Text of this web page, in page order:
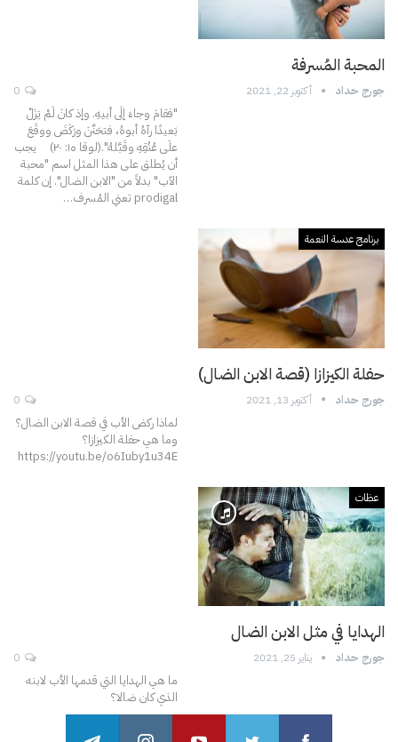
المحبة المُسرفة
جورج حداد أكتوبر 22, 2021
"فقامَ وجاءَ إلَى أبيهِ. وإذ كانَ لَمْ يَزَلْ
بَعيدًا رآهُ أبوهُ، فتحَنَّنَ ورَكَضَ ووقَعَ
علَى عُنُقِهِ وقَبَّلهُ".(لوقا ە١: ۲٠)
يجب
أن يُطلق على هذا المثل اسم "محبة
الآب" بدلاً من "الابن الضال". إن كلمة
prodigal تعني المُسرف
…
برنامج عدسة النعمة
حفلة الكيزازا (قصة الابن الضال)
جورج حداد أكتوبر 13, 2021
لماذا ركض الأب في قصة الابن الضال؟
وما هي حفلة الكيزازا؟
https://youtu.be/o6Iuby1u34E
عظات
الهدايا في مثل الابن الضال
جورج حداد يناير 25, 2021
ما هي الهدايا التي قدمها الأب لابنه
الذي كان ضالا؟